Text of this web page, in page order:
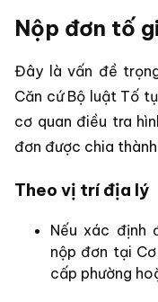
Nộp đơn tố
Đây là vấn đề
Căn cứ Bộ luật Tố
cơ quan điều tra
đơn được chia
Theo vị trí địa lý
Nếu xác định
nộp đơn tại
cấp phường